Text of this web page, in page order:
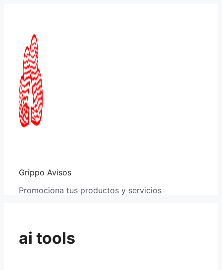
Grippo Avisos
Promociona tus productos y servicios
ai tools